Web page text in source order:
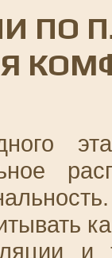
ПО
и